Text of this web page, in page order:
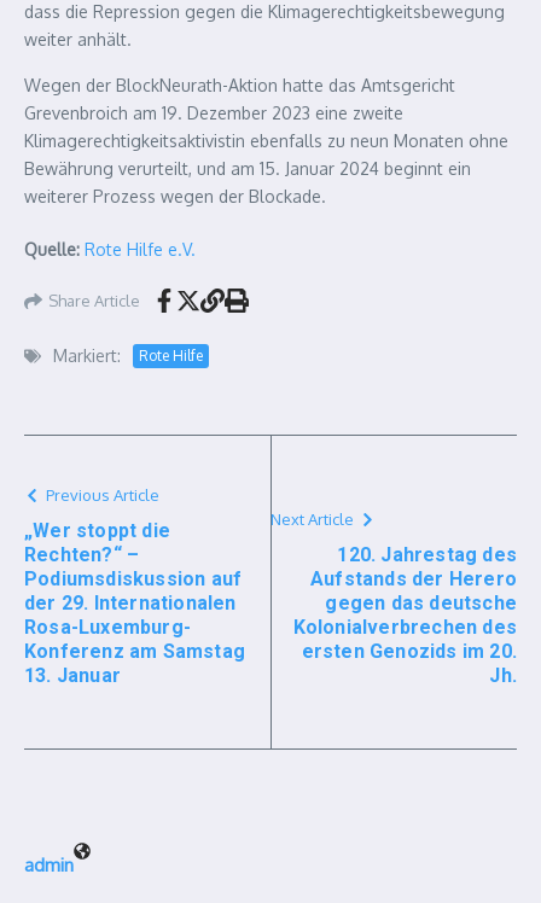
dass die Repression gegen die Klimagerechtigkeitsbewegung
weiter anhält.
Wegen der BlockNeurath-Aktion hatte das Amtsgericht
Grevenbroich am 19. Dezember 2023 eine zweite
Klimagerechtigkeitsaktivistin ebenfalls zu neun Monaten ohne
Bewährung verurteilt, und am 15. Januar 2024 beginnt ein
weiterer Prozess wegen der Blockade.
Quelle: Rote Hilfe e.V.
Share Article
Markiert: Rote Hilfe
Previous Article
„Wer stoppt die
Rechten?“ –
Podiumsdiskussion auf
der 29. Internationalen
Rosa-Luxemburg-
Konferenz am Samstag
13. Januar
Next Article
120. Jahrestag des
Aufstands der Herero
gegen das deutsche
Kolonialverbrechen des
ersten Genozids im 20.
Jh.
admin